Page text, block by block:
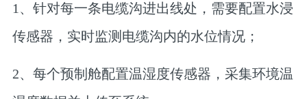
1、针对每一条电缆沟进出线处，需要配置水浸
传感器，实时监测电缆沟内的水位情况；
2、每个预制舱配置温湿度传感器，采集环境温